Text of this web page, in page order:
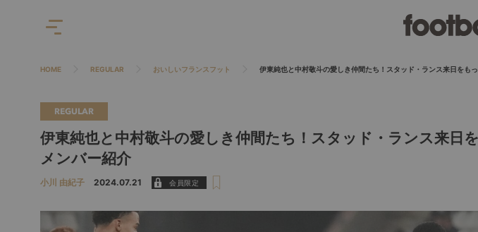
HOME REGULAR おいしいフランスフット 伊東純也と中村敬斗の愛しき仲間たち！スタッド・ランス来日をも
REGULAR
伊東純也と中村敬斗の愛しき仲間たち！スタッド・ランス来日
メンバー紹介
小川 由紀子 2024.07.21